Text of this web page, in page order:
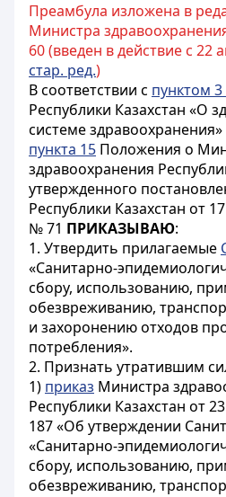
Преамбула изложена в
Министра
60 (введен в действие с 22
стар. ред.)
В соответствии с пунктом 3
Республики Казахстан «О
системе здравоохранения»
пункта 15 Положения о
здравоохранения
утвержденного
Республики Казахстан от
№ 71 ПРИКАЗЫВАЮ:
1. Утвердить прилагаемые
«Санитарно-
сбору, использованию,
обезвреживанию,
и захоронению отходов
потребления».
2. Признать утратившим
1) приказ Министра
Республики Казахстан от
187 «Об утверждении
«Санитарно-
сбору, использованию,
обезвреживанию,